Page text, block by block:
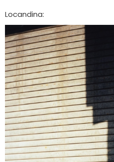
Locandina: